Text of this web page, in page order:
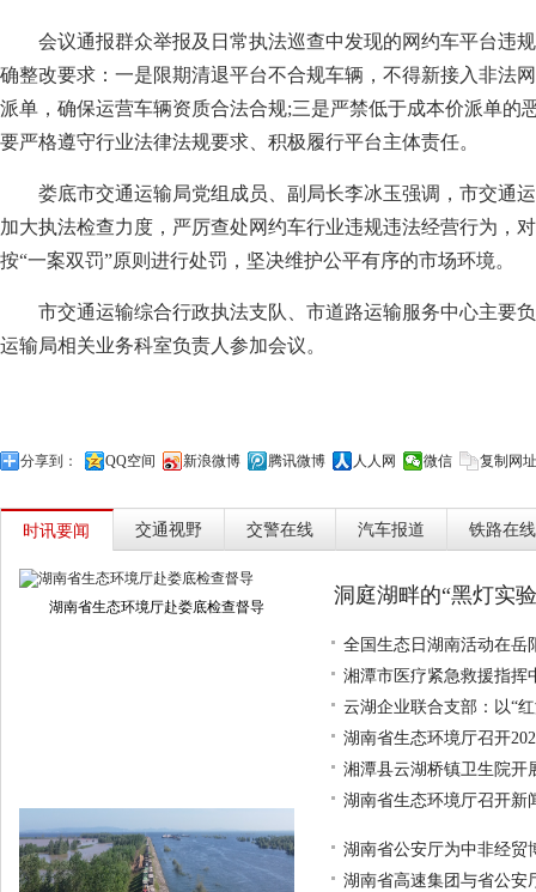
会议通报群众举报及日常执法巡查中发现的网约车平台违
确整改要求：一是限期清退平台不合规车辆，不得新接入非法
派单，确保运营车辆资质合法合规;三是严禁低于成本价派单的
要严格遵守行业法律法规要求、积极履行平台主体责任。
娄底市交通运输局党组成员、副局长李冰玉强调，市交通
加大执法检查力度，严厉查处网约车行业违规违法经营行为，
按“一案双罚”原则进行处罚，坚决维护公平有序的市场环境。
市交通运输综合行政执法支队、市道路运输服务中心主要
运输局相关业务科室负责人参加会议。
分享到： QQ空间 新浪微博 腾讯微博 人人网 微信 复制网址
时讯要闻 交通视野 交警在线 汽车报道 铁路在线
湖南省生态环境厅赴娄底检查督导 洞庭湖畔的“黑灯实
全国生态日湖南活动在岳
湘潭市医疗紧急救援指挥
云湖企业联合支部：以“
湖南省生态环境厅召开
湘潭县云湖桥镇卫生院开
湖南省生态环境厅召开新
湖南省公安厅为中非经贸
湖南省高速集团与省公安